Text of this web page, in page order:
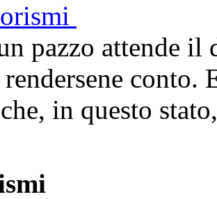
pazzo attende il
rendersene
in questo